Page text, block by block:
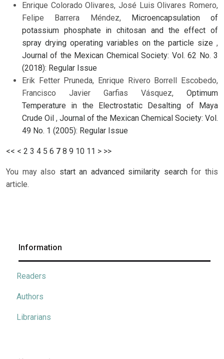
Enrique Colorado Olivares, José Luis Olivares Romero,
Felipe Barrera Méndez,
Microencapsulation of
potassium phosphate in chitosan and the effect of
spray drying operating variables on the particle size ,
Journal of the Mexican Chemical Society: Vol. 62 No. 3
(2018): Regular Issue
Erik Fetter Pruneda, Enrique Rivero Borrell Escobedo,
Francisco Javier Garfias Vásquez, Optimum
Temperature in the Electrostatic Desalting of Maya
Crude Oil , Journal of the Mexican Chemical Society: Vol.
49 No. 1 (2005): Regular Issue
<< < 2 3 4 5 6 7 8 9 10 11 > >>
You may also start an advanced similarity searchfor this
article.
Information
Readers
Authors
Librarians